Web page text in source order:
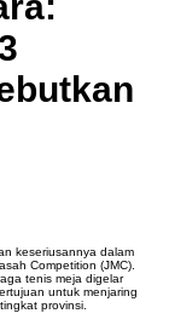
keseriusannya dalam
Competition (JMC).
tenis meja digelar
untuk menjaring
provinsi.